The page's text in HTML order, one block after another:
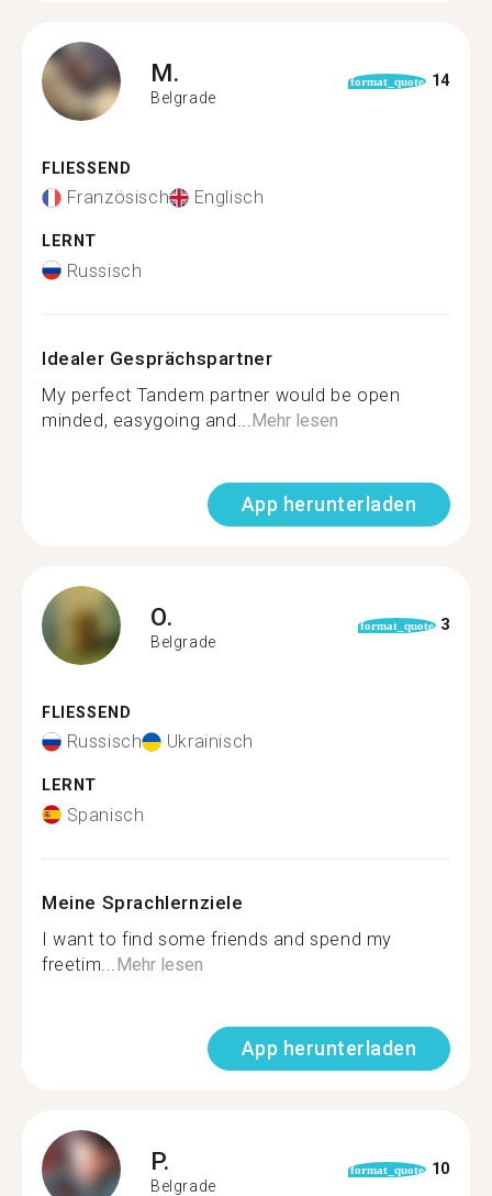
M.
Belgrade
format_quote 14
FLIESSEND
Französisch Englisch
LERNT
Russisch
Idealer Gesprächspartner
My perfect Tandem partner would be open
minded, easygoing and... Mehr lesen
App herunterladen
O.
Belgrade
format_quote 3
FLIESSEND
Russisch Ukrainisch
LERNT
Spanisch
Meine Sprachlernziele
I want to find some friends and spend my
freetim... Mehr lesen
App herunterladen
P.
Belgrade
format_quote 10